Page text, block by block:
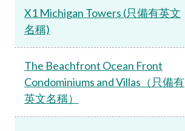
X1 Michigan Towers (只備有英文
名稱)
The Beachfront Ocean Front
Condominiums and Villas（只備有
英文名稱）